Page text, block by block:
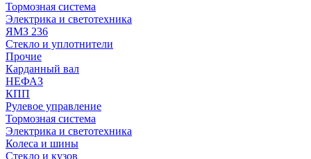
Тормозная система
Электрика и светотехника
ЯМЗ 236
Стекло и уплотнители
Прочие
Карданный вал
НЕФАЗ
КПП
Рулевое управление
Тормозная система
Электрика и светотехника
Колеса и шины
Стекло и кузов